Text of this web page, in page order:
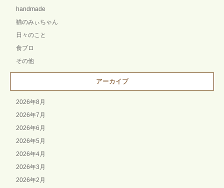
handmade
猫のみぃちゃん
日々のこと
食ブロ
その他
アーカイブ
2026年8月
2026年7月
2026年6月
2026年5月
2026年4月
2026年3月
2026年2月